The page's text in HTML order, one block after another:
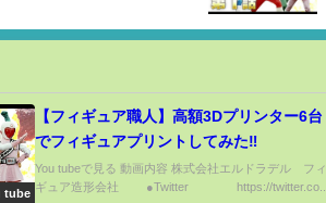
tube
【フィギュア職人】高額3Dプリンター6台
でフィギュアプリントしてみた‼
You tubeで見る 動画内容 株式会社エルドラデル フィ
ギュア造形会社 ●Twitter https://twitter.co...